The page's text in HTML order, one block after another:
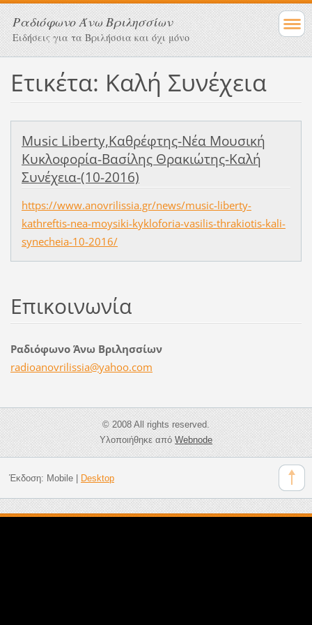
Ραδιόφωνο Άνω Βριλησσίων
Ειδήσεις για τα Βριλήσσια και όχι μόνο
Ετικέτα: Καλή Συνέχεια
Music Liberty,Καθρέφτης-Νέα Μουσική
Κυκλοφορία-Βασίλης Θρακιώτης-Καλή
Συνέχεια-(10-2016)
https://www.anovrilissia.gr/news/music-liberty-
kathreftis-nea-moysiki-kykloforia-vasilis-thrakiotis-kali-
synecheia-10-2016/
Επικοινωνία
Ραδιόφωνο Άνω Βριλησσίων
radioanovrilissia@yahoo.com
© 2008 All rights reserved.
Υλοποιήθηκε απόWebnode
Έκδοση: Mobile| Desktop